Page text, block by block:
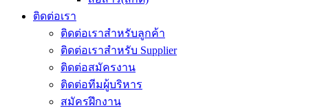
ติดต่อเรา
ติดต่อเราสำหรับลูกค้า
ติดต่อเราสำหรับ Supplier
ติดต่อสมัครงาน
ติดต่อทีมผู้บริหาร
สมัครฝึกงาน